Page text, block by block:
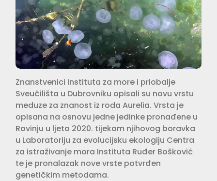
Znanstvenici Instituta za more i priobalje
Sveučilišta u Dubrovniku opisali su novu vrstu
meduze za znanost iz roda Aurelia. Vrsta je
opisana na osnovu jedne jedinke pronađene u
Rovinju u ljeto 2020. tijekom njihovog boravka
u Laboratoriju za evolucijsku ekologiju Centra
za istraživanje mora Instituta Ruđer Bošković
te je pronalazak nove vrste potvrđen
genetičkim metodama.